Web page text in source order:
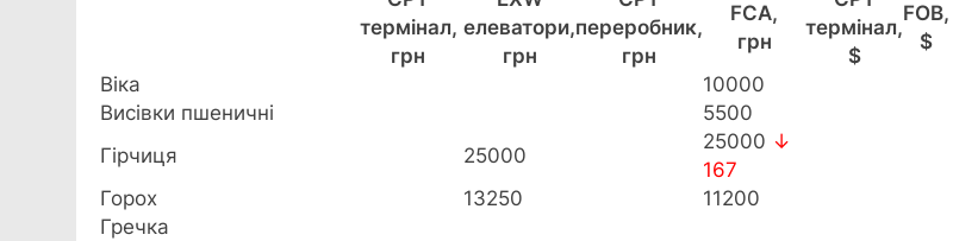
термінал,
грн
елеватори,
грн
переробник,
грн
FCA,
грн
термінал,
$
FOB,
$
Віка
10000
Висівки пшеничні
5500
Гірчиця
25000
25000 ↓
167
Горох
13250 11200
Гречка